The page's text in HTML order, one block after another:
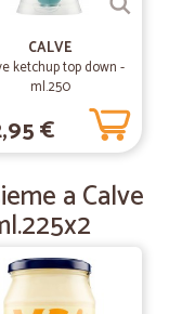
04/02/2019
CALVE
ketchup top down -
ml.250
€
a Calve